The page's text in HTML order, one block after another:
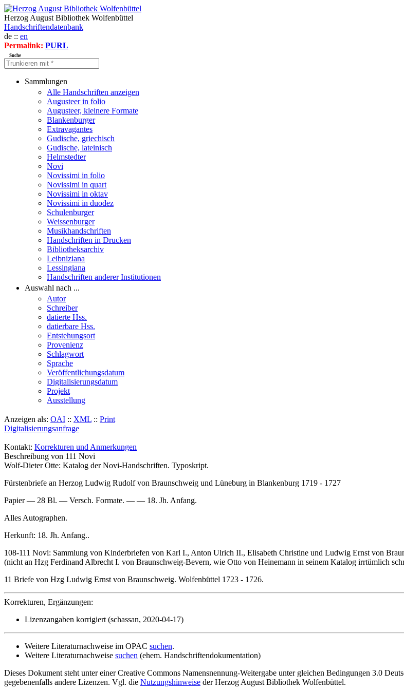
Herzog August Bibliothek Wolfenbüttel
Handschriftendatenbank
de :: en
Permalink: PURL
Suche
Sammlungen
Alle Handschriften anzeigen
Augusteer in folio
Augusteer, kleinere Formate
Blankenburger
Extravagantes
Gudische, griechisch
Gudische, lateinisch
Helmstedter
Novi
Novissimi in folio
Novissimi in quart
Novissimi in oktav
Novissimi in duodez
Schulenburger
Weissenburger
Musikhandschriften
Handschriften in Drucken
Bibliotheksarchiv
Leibniziana
Lessingiana
Handschriften anderer Institutionen
Auswahl nach ...
Autor
Schreiber
datierte Hss.
datierbare Hss.
Entstehungsort
Provenienz
Schlagwort
Sprache
Veröffentlichungsdatum
Digitalisierungsdatum
Projekt
Ausstellung
Anzeigen als: OAI :: XML :: Print
Digitalisierungsanfrage
Kontakt: Korrekturen und Anmerkungen
Beschreibung von 111 Novi
Wolf-Dieter Otte: Katalog der Novi-Handschriften. Typoskript.
Fürstenbriefe an Herzog Ludwig Rudolf von Braunschweig und Lüneburg in Blankenburg 1719 - 1727
Papier — 28 Bl. — Versch. Formate. — — 18. Jh. Anfang.
Alles Autographen.
Herkunft: 18. Jh. Anfang..
108-111 Novi: Sammlung von Kinderbriefen von Karl I., Anton Ulrich II., Elisabeth Christine und Ludwig Ernst von
(nicht an Hzg Ferdinand Albrecht I. von Braunschweig-Bevern, wie Otto von Heinemann in seinem Katalog irrtümlich
11 Briefe von Hzg Ludwig Ernst von Braunschweig. Wolfenbüttel 1723 - 1726.
Korrekturen, Ergänzungen:
Lizenzangaben korrigiert (schassan, 2020-04-17)
Weitere Literaturnachweise im OPAC suchen.
Weitere Literaturnachweise suchen (ehem. Handschriftendokumentation)
Dieses Dokument steht unter einer Creative Commons Namensnennung-Weitergabe unter gleichen Bedingungen 3.0
gegebenenfalls andere Lizenzen. Vgl. die Nutzungshinweise der Herzog August Bibliothek Wolfenbüttel.